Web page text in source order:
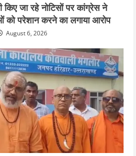
जा रहे नोटिसों पर कांग्रेस ने
को परेशान करने का लगाया आरोप
August 6, 2026